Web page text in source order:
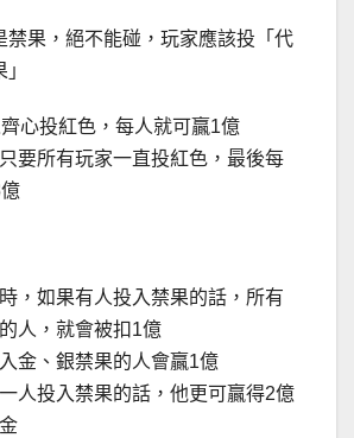
禁果，絕不能碰，玩家應該投「代
心投紅色，每人就可贏1億
要所有玩家一直投紅色，最後每
，如果有人投入禁果的話，所有
人，就會被扣1億
金、銀禁果的人會贏1億
人投入禁果的話，他更可贏得2億